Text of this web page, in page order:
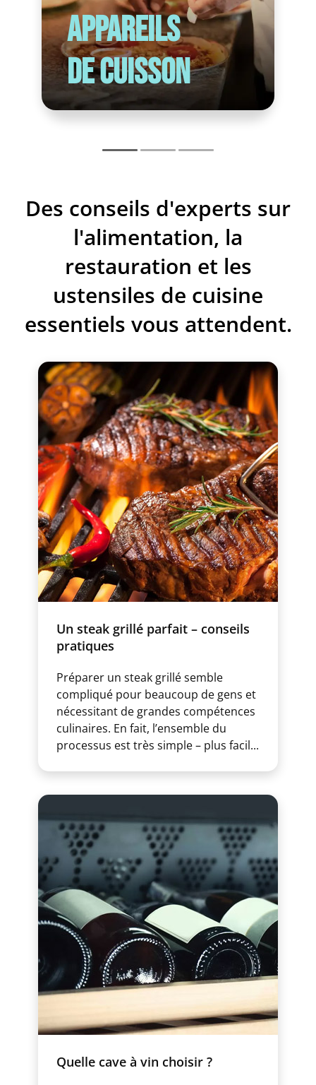
Appareils
de cuisson
Des conseils d'experts sur
l'alimentation, la
restauration et les
ustensiles de cuisine
essentiels vous attendent.
Un steak grillé parfait – conseils
pratiques
Préparer un steak grillé semble
compliqué pour beaucoup de gens et
nécessitant de grandes compétences
culinaires. En fait, l’ensemble du
processus est très simple – plus facil...
Quelle cave à vin choisir ?